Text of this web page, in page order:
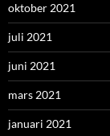
oktober 2021
juli 2021
juni 2021
mars 2021
januari 2021